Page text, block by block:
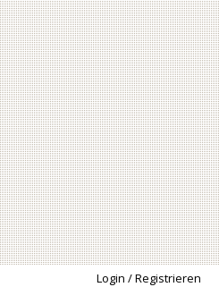
Login / Registrieren